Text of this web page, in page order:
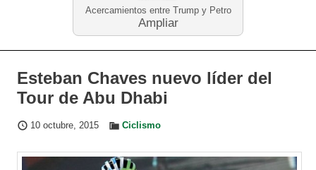
Acercamientos entre Trump y Petro
Ampliar
Esteban Chaves nuevo líder del
Tour de Abu Dhabi
10 octubre, 2015 Ciclismo